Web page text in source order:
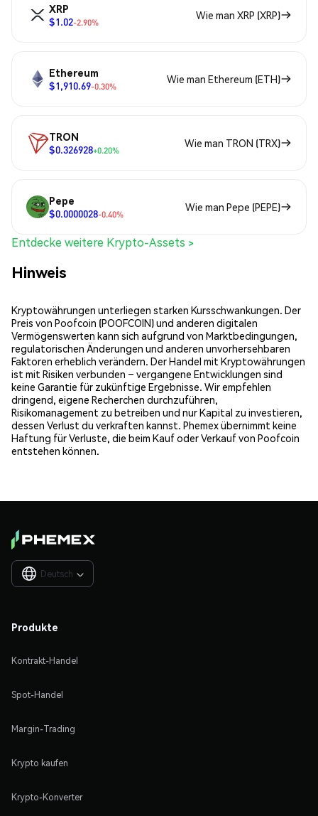
XRP
$1.02-2.90%
Wie man XRP (XRP)
Ethereum
$1,910.69-0.30%
Wie man Ethereum (ETH)
TRON
$0.326928+0.20%
Wie man TRON (TRX)
Pepe
$0.0000028-0.40%
Wie man Pepe (PEPE)
Entdecke weitere Krypto-Assets >
Hinweis
Kryptowährungen unterliegen starken Kursschwankungen. Der
Preis von Poofcoin (POOFCOIN) und anderen digitalen
Vermögenswerten kann sich aufgrund von Marktbedingungen,
regulatorischen Änderungen und anderen unvorhersehbaren
Faktoren erheblich verändern. Der Handel mit Kryptowährungen
ist mit Risiken verbunden – vergangene Entwicklungen sind
keine Garantie für zukünftige Ergebnisse. Wir empfehlen
dringend, eigene Recherchen durchzuführen,
Risikomanagement zu betreiben und nur Kapital zu investieren,
dessen Verlust du verkraften kannst. Phemex übernimmt keine
Haftung für Verluste, die beim Kauf oder Verkauf von Poofcoin
entstehen können.
Deutsch 
Produkte
Kontrakt-Handel
Spot-Handel
Margin-Trading
Krypto kaufen
Krypto-Konverter